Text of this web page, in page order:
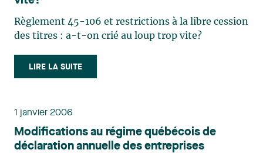
Règlement 45-106 et restrictions à la libre cession
des titres : a-t-on crié au loup trop vite?
LIRE LA SUITE
1 janvier 2006
Modifications au régime québécois de
déclaration annuelle des entreprises